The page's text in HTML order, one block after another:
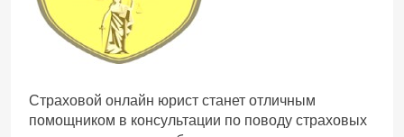
Страховой онлайн юрист станет отличным
помощником в консультации по поводу страховых